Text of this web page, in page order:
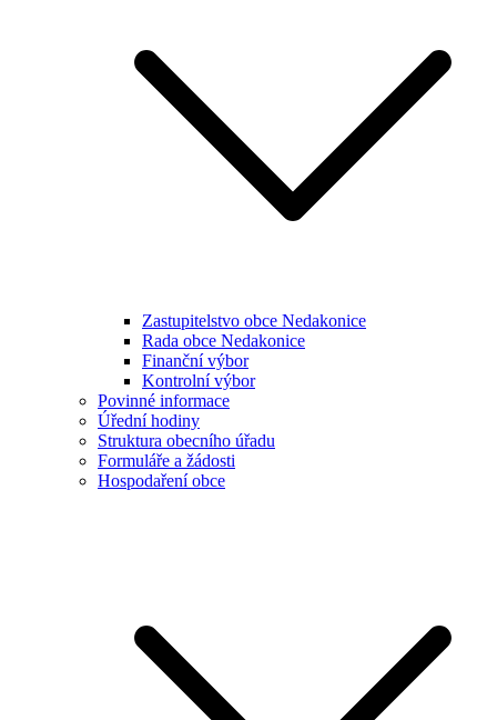
Zastupitelstvo obce Nedakonice
Rada obce Nedakonice
Finanční výbor
Kontrolní výbor
Povinné informace
Úřední hodiny
Struktura obecního úřadu
Formuláře a žádosti
Hospodaření obce